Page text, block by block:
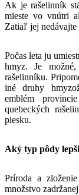
Ak je rašelinník
mieste vo vnútri
Zatiaľ jej nedávajte
Počas leta ju
hmyz. Je
rašelinníku.
iné druhy
emblém
quebeckých
piesku.
Aký typ pôdy
Príroda a
množstvo